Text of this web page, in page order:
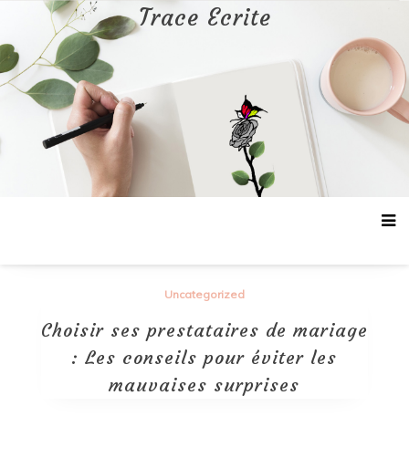
contenu
Trace Ecrite
Uncategorized
Choisir ses prestataires de mariage
: Les conseils pour éviter les
mauvaises surprises